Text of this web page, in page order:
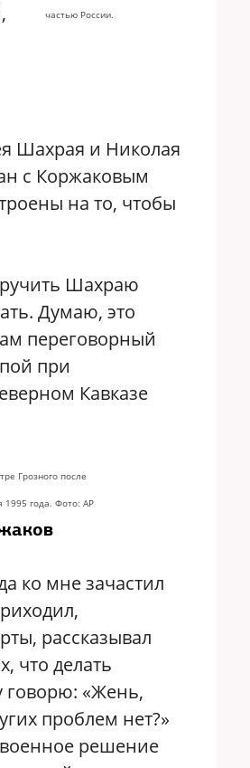
частью России.
Шахрая и Николая
с Коржаковым
на то, чтобы
Шахраю
Думаю, это
переговорный
при
Кавказе
Грозного после
1995 года. Фото: AP
ко мне зачастил
рассказывал
что делать
говорю: «Жень,
проблем нет?»
решение